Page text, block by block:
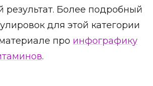
результат. Более подробный
для этой категории
про инфографику
.